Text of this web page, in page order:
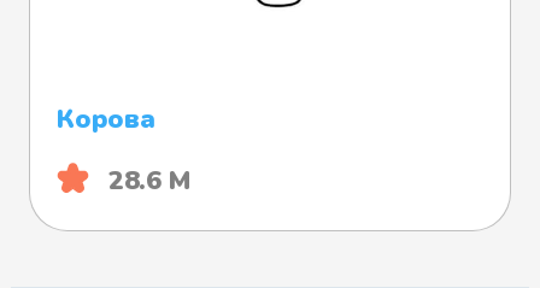
Корова
28.6 М